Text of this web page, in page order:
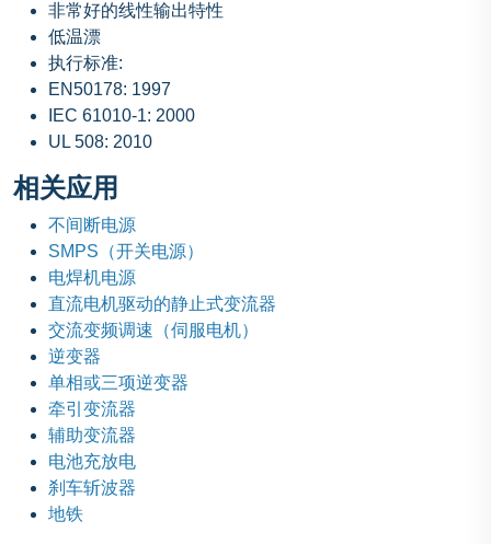
非常好的线性输出特性
低温漂
执行标准:
EN50178: 1997
IEC 61010-1: 2000
UL 508: 2010
相关应用
不间断电源
SMPS（开关电源）
电焊机电源
直流电机驱动的静止式变流器
交流变频调速（伺服电机）
逆变器
单相或三项逆变器
牵引变流器
辅助变流器
电池充放电
刹车斩波器
地铁